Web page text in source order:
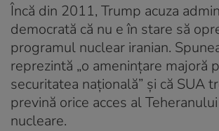
Încă din 2011, Trump acuza
democrată că nu e în stare să
programul nuclear iranian.
reprezintă „o amenințare majoră
securitatea națională” și că SUA
prevină orice acces al
nucleare.